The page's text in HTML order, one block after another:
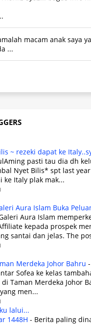
macam anak saya
...
~ rezeki dapat ke
pasti tau dia dh
Nyet Bilis* spt last
ke Italy plak mak...
Aura Islam Buka
Aura Islam
kepada prospek
santai dan jelas. The
Merdeka Johor Bahru -
Sofea ke kelas
Taman Merdeka Johor
men...
lalui...
1448H - Berita paling